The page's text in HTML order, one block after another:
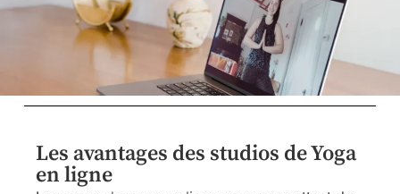
Les avantages des studios de Yoga
en ligne